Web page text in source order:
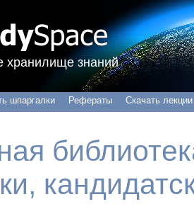
хранилище знаний
шпаргалки Рефераты Скачать лекции